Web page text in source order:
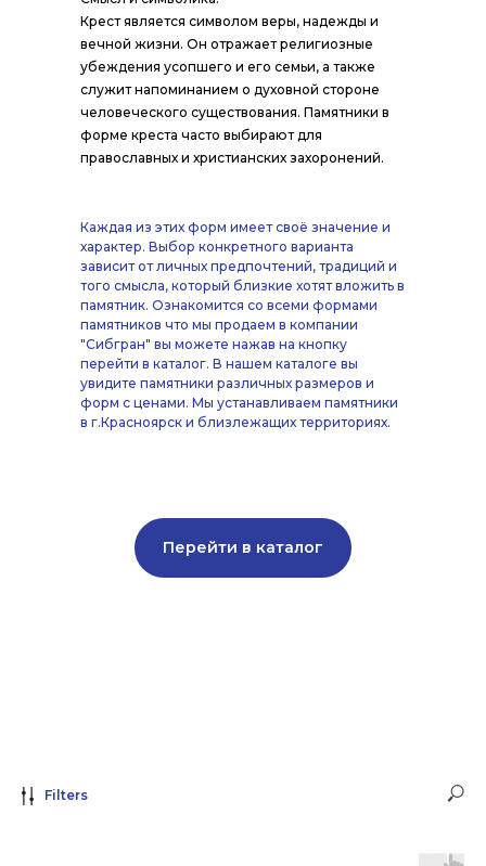
Крест является символом веры, надежды и
вечной жизни. Он отражает религиозные
убеждения усопшего и его семьи, а также
служит напоминанием о духовной стороне
человеческого существования. Памятники в
форме креста часто выбирают для
православных и христианских захоронений.
Каждая из этих форм имеет своё значение и
характер. Выбор конкретного варианта
зависит от личных предпочтений, традиций и
того смысла, который близкие хотят вложить в
памятник. Ознакомится со всеми формами
памятников что мы продаем в компании
"Cибгран" вы можете нажав на кнопку
перейти в каталог. В нашем каталоге вы
увидите памятники различных размеров и
форм с ценами. Мы устанавливаем памятники
в г.Красноярск и близлежащих территориях.
Перейти в каталог
Filters